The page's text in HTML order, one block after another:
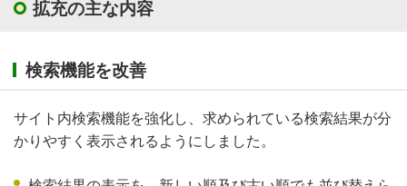
拡充の主な内容
検索機能を改善
サイト内検索機能を強化し、求められている検索結果が分
かりやすく表示されるようにしました。